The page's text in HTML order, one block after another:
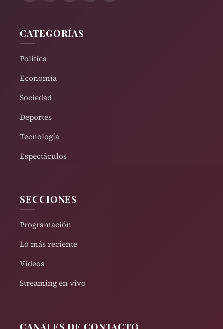
CATEGORÍAS
Política
Economía
Sociedad
Deportes
Tecnología
Espectáculos
SECCIONES
Programación
Lo más reciente
Videos
Streaming en vivo
CANALES DE CONTACTO